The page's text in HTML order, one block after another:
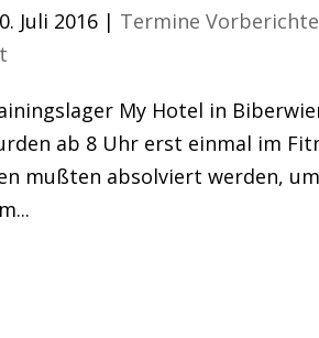
Juli 2016 | Termine
My Hotel in
ab 8 Uhr erst einmal im
mußten absolviert werden,